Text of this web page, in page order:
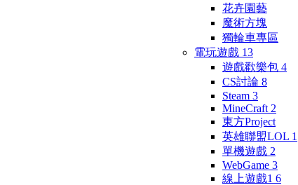
花卉園藝
魔術方塊
獨輪車專區
電玩遊戲 13
遊戲歡樂包 4
CS討論 8
Steam 3
MineCraft 2
東方Project
英雄聯盟LOL 1
單機遊戲 2
WebGame 3
線上遊戲1 6